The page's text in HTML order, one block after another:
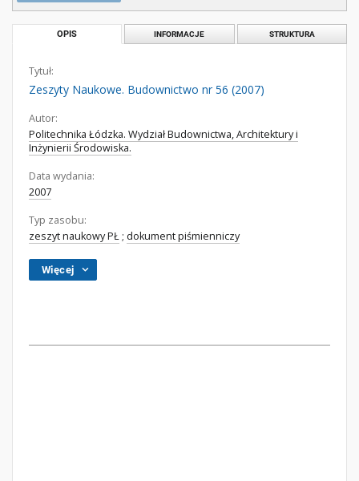
OPIS INFORMACJE STRUKTURA
Tytuł:
Zeszyty Naukowe. Budownictwo nr 56 (2007)
Autor:
Politechnika Łódzka. Wydział Budownictwa, Architektury i
Inżynierii Środowiska.
Data wydania:
2007
Typ zasobu:
zeszyt naukowy PŁ ; dokument piśmienniczy
Więcej